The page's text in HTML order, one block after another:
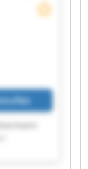
GME